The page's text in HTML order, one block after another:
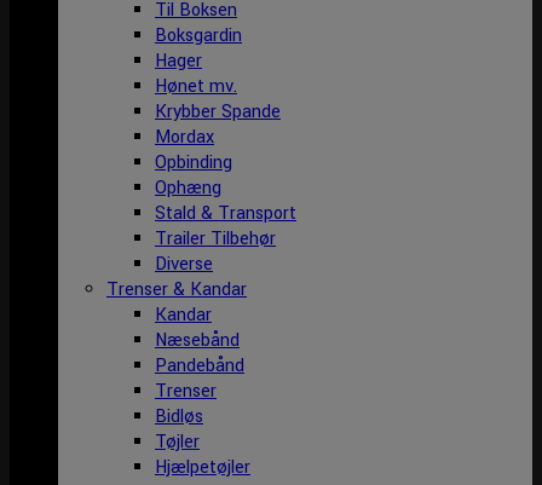
Til Boksen
Boksgardin
Hager
Hønet mv.
Krybber Spande
Mordax
Opbinding
Ophæng
Stald & Transport
Trailer Tilbehør
Diverse
Trenser & Kandar
Kandar
Næsebånd
Pandebånd
Trenser
Bidløs
Tøjler
Hjælpetøjler